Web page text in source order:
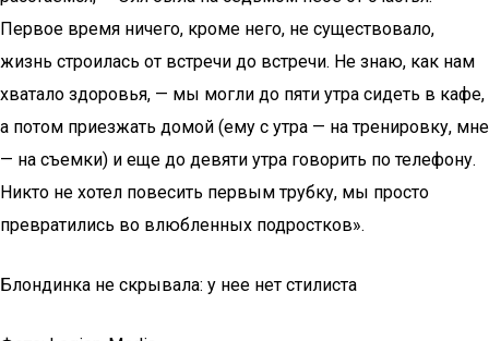
Первое время ничего, кроме него, не существовало,
жизнь строилась от встречи до встречи. Не знаю, как нам
хватало здоровья, — мы могли до пяти утра сидеть в кафе,
а потом приезжать домой (ему с утра — на тренировку, мне
— на съемки) и еще до девяти утра говорить по телефону.
Никто не хотел повесить первым трубку, мы просто
превратились во влюбленных подростков».
Блондинка не скрывала: у нее нет стилиста